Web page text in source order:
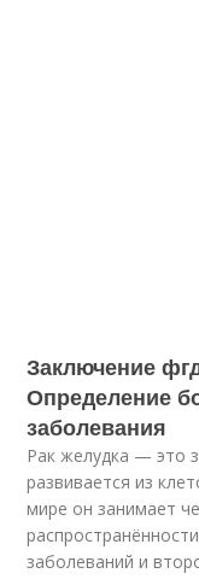
Заключение
Определение
заболевания
Рак желудка — это
развивается из
мире он занимает
заболеваний и